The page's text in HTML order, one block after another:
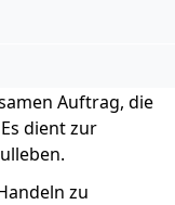
Auftrag, die
dient zur
zu